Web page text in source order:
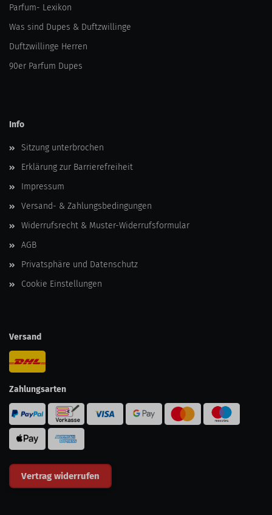
Parfum- Lexikon
Was sind Dupes & Duftzwillinge
Duftzwillinge Herren
90er Parfum Dupes
Info
Sitzung unterbrochen
Erklärung zur Barrierefreiheit
Impressum
Versand- & Zahlungsbedingungen
Widerrufsrecht & Muster-Widerrufsformular
AGB
Privatsphäre und Datenschutz
Cookie Einstellungen
Versand
Zahlungsarten
Vertrag widerrufen